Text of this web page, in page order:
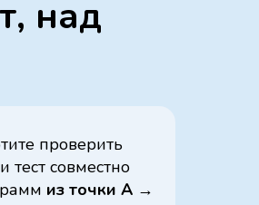
над
проверить
тест совместно
из точки А →